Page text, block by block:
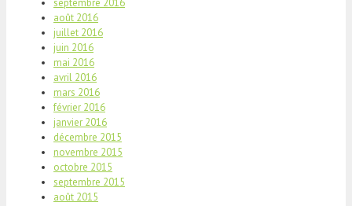
août 2016
juillet 2016
juin 2016
mai 2016
avril 2016
mars 2016
février 2016
janvier 2016
décembre 2015
novembre 2015
octobre 2015
septembre 2015
août 2015